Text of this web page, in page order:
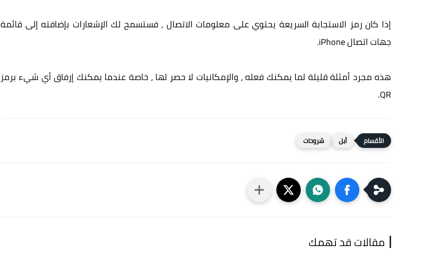
إذا كان رمز الاستجابة السريعة يحتوي على معلومات الاتصال ، فستسمح لك الإشعارات بإضافته إلى قائمة
جهات اتصال iPhone.
هذه مجرد أمثلة قليلة لما يمكنك فعله ، والإمكانيات لا حصر لها ، خاصة عندما يمكنك إرفاق أي شيء برمز
QR.
أبل شروحات
مقالات قد تهمك